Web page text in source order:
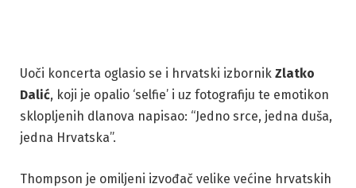
Uoči koncerta oglasio se i hrvatski izbornik Zlatko
Dalić, koji je opalio ‘selfie’ i uz fotografiju te emotikon
sklopljenih dlanova napisao: “Jedno srce, jedna duša,
jedna Hrvatska”.
Thompson je omiljeni izvođač velike većine hrvatskih